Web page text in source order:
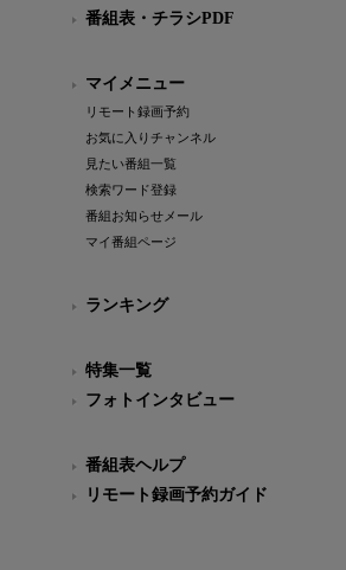
番組表・チラシPDF
マイメニュー
リモート録画予約
お気に入りチャンネル
見たい番組一覧
検索ワード登録
番組お知らせメール
マイ番組ページ
ランキング
特集一覧
フォトインタビュー
番組表ヘルプ
リモート録画予約ガイド